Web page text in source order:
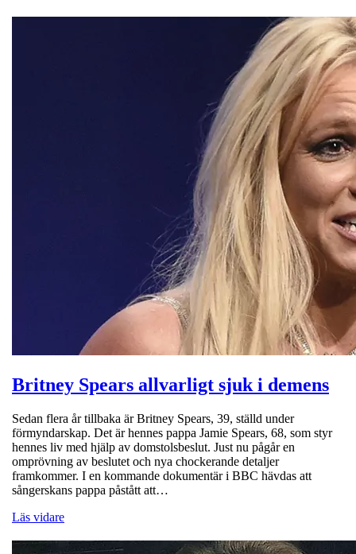
Britney Spears allvarligt sjuk i demens
Sedan flera år tillbaka är Britney Spears, 39, ställd under
förmyndarskap. Det är hennes pappa Jamie Spears, 68, som styr
hennes liv med hjälp av domstolsbeslut. Just nu pågår en
omprövning av beslutet och nya chockerande detaljer
framkommer. I en kommande dokumentär i BBC hävdas att
sångerskans pappa påstått att…
Läs vidare